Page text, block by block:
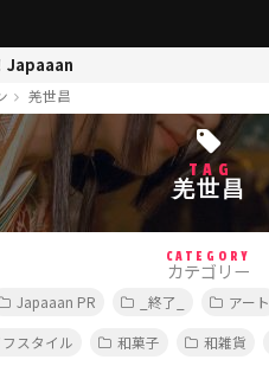
Japaaan
羌世昌
TAG
羌世昌
CATEGORY
カテゴリー
Japaaan PR _終了_ アート
フスタイル 和菓子 和雑貨